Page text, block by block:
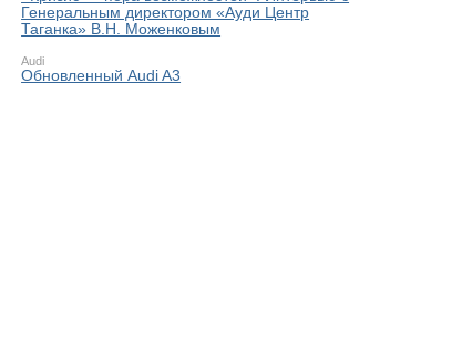
Генеральным директором «Ауди Центр
Таганка» В.Н. Моженковым
Audi
Обновленный Audi A3